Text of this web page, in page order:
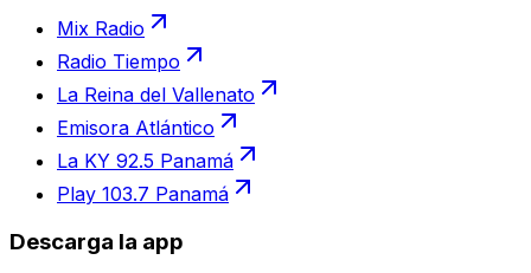
Mix Radio
Radio Tiempo
La Reina del Vallenato
Emisora Atlántico
La KY 92.5 Panamá
Play 103.7 Panamá
Descarga la app